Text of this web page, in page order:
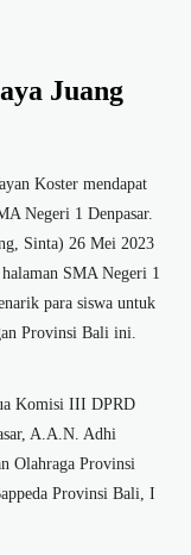
Juang
Koster mendapat
Negeri 1 Denpasar.
Sinta) 26 Mei 2023
SMA Negeri 1
para siswa untuk
Provinsi Bali ini.
Komisi III DPRD
A.A.N. Adhi
Olahraga Provinsi
Provinsi Bali, I